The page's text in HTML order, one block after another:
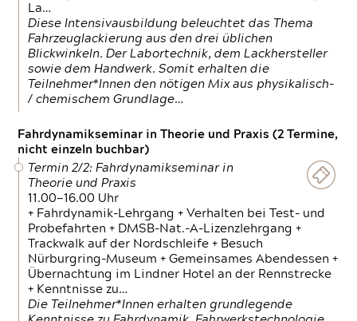
La…
Diese Intensivausbildung beleuchtet das Thema
Fahrzeuglackierung aus den drei üblichen
Blickwinkeln. Der Labortechnik, dem Lackhersteller
sowie dem Handwerk. Somit erhalten die
Teilnehmer*Innen den nötigen Mix aus physikalisch-
/ chemischem Grundlage…
Fahrdynamikseminar in Theorie und Praxis (2 Termine,
nicht einzeln buchbar)
Termin 2/2: Fahrdynamikseminar in
Theorie und Praxis
11.00—16.00 Uhr
+ Fahrdynamik-Lehrgang + Verhalten bei Test- und
Probefahrten + DMSB-Nat.-A-Lizenzlehrgang +
Trackwalk auf der Nordschleife + Besuch
Nürburgring-Museum + Gemeinsames Abendessen +
Übernachtung im Lindner Hotel an der Rennstrecke
+ Kenntnisse zu…
Die Teilnehmer*Innen erhalten grundlegende